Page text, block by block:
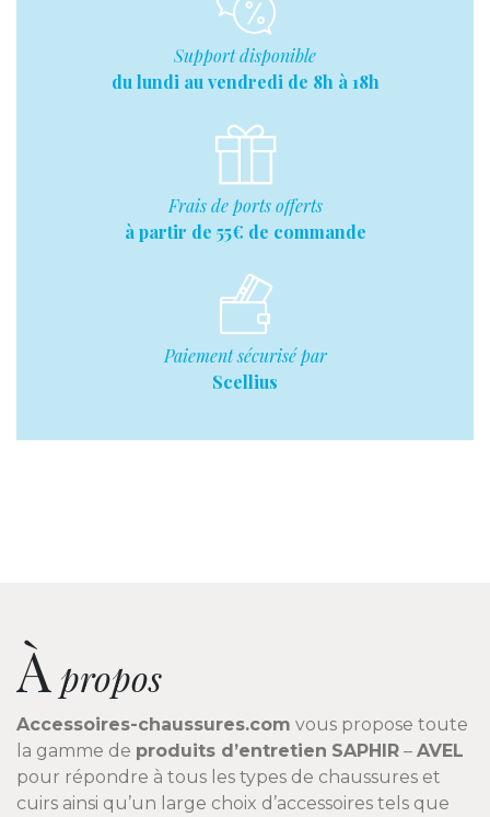
Support disponible
du lundi au vendredi de 8h à 18h
Frais de ports offerts
à partir de 55€ de commande
Paiement sécurisé par
Scellius
À propos
Accessoires-chaussures.com vous propose toute
la gamme de produits d’entretien SAPHIR – AVEL
pour répondre à tous les types de chaussures et
cuirs ainsi qu’un large choix d’accessoires tels que